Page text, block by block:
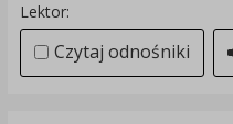
Lektor:
Czytaj odnośniki